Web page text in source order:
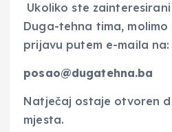
Ukoliko ste
Duga-tehna tima,
prijavu putem e-maila na:
posao@dugatehna.ba
Natječaj ostaje otvoren
mjesta.